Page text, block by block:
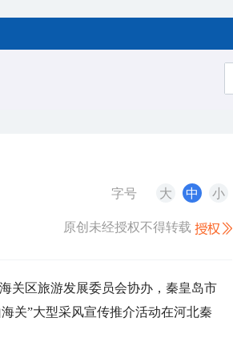
字号 大 中 小
原创未经授权不得转载
关区旅游发展委员会协办，秦皇岛市
关”大型采风宣传推介活动在河北秦